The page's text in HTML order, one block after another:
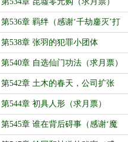
第536章 羁绊（感谢‘千劫鏖灭’打
赏盟主）
第538章 张羽的犯罪小团体
第540章 自选仙门功法（求月票）
第542章 土木的春天，公司扩张
第544章 初具人形（求月票）
第545章 谁在背后碍事（感谢‘魔